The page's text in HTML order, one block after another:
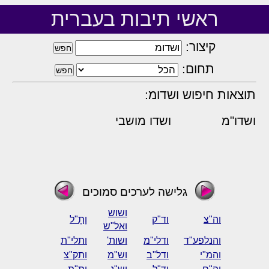
ראשי תיבות בעברית
קיצור:
תחום:
תוצאות חיפוש ושדומ:
ושדו"מ ושדו מושבי
גלישה לערכים סמוכים
וה"צ וד"ק
ושוש
ואל"ש
וָתָ"ל
והנלפע"ד ודלי"מ ושות'
ותלי"ת
והמ"י
ודל"ב וש"מ
ותק"צ